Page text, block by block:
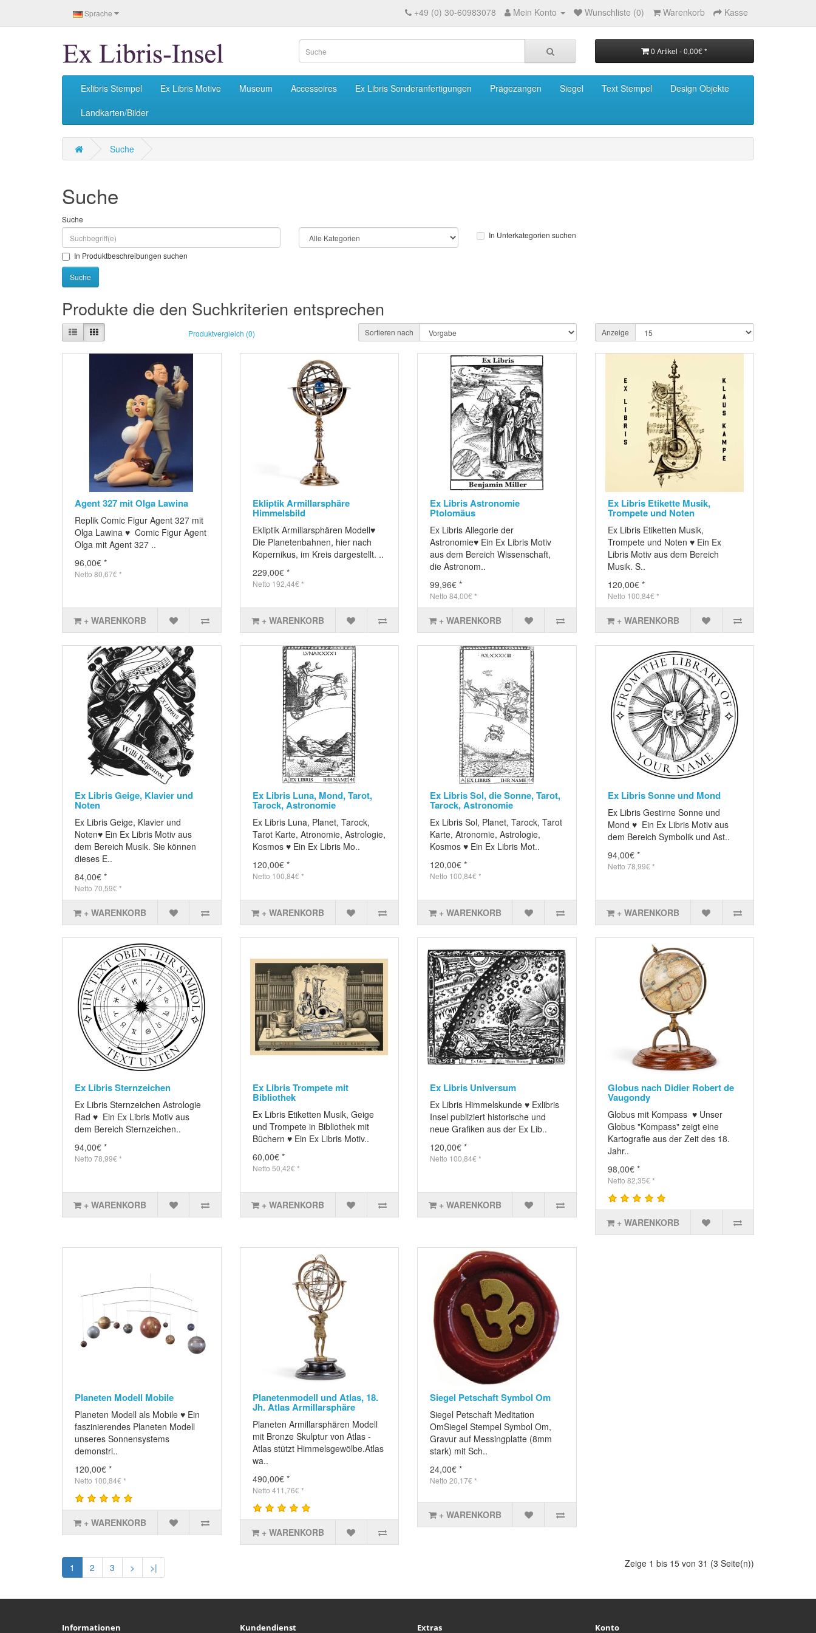
Sprache +49 (0) 30-60983078 Mein Konto Wunschliste (0) Warenkorb Kasse
0 Artikel - 0,00€ *
Exlibris Stempel Ex Libris Motive Museum Accessoires Ex Libris Sonderanfertigungen Prägezangen Siegel Text Stempel
Design Objekte
Landkarten/Bilder
Suche
Suche
Suche
In Unterkategorien suchen
In Produktbeschreibungen suchen
Produkte die den Suchkriterien entsprechen
Produktvergleich (0) Sortieren nach Anzeige
Agent 327 mit Olga Lawina
Replik Comic Figur Agent 327 mit
Olga Lawina ♥ Comic Figur Agent
Olga mit Agent 327 ..
96,00€ *
Netto 80,67€ *
+ WARENKORB
Ekliptik Armillarsphäre
Himmelsbild
Ekliptik Armillarsphären Modell♥
Die Planetenbahnen, hier nach
Kopernikus, im Kreis dargestellt. ..
229,00€ *
Netto 192,44€ *
+ WARENKORB
Ex Libris Astronomie
Ptolomäus
Ex Libris Allegorie der
Astronomie♥ Ein Ex Libris Motiv
aus dem Bereich Wissenschaft,
die Astronom..
99,96€ *
Netto 84,00€ *
+ WARENKORB
Ex Libris Etikette Musik,
Trompete und Noten
Ex Libris Etiketten Musik,
Trompete und Noten ♥ Ein Ex
Libris Motiv aus dem Bereich
Musik. S..
120,00€ *
Netto 100,84€ *
+ WARENKORB
Ex Libris Geige, Klavier und
Noten
Ex Libris Geige, Klavier und
Noten♥ Ein Ex Libris Motiv aus
dem Bereich Musik. Sie können
dieses E..
84,00€ *
Netto 70,59€ *
+ WARENKORB
Ex Libris Luna, Mond, Tarot,
Tarock, Astronomie
Ex Libris Luna, Planet, Tarock,
Tarot Karte, Atronomie, Astrologie,
Kosmos ♥ Ein Ex Libris Mo..
120,00€ *
Netto 100,84€ *
+ WARENKORB
Ex Libris Sol, die Sonne, Tarot,
Tarock, Astronomie
Ex Libris Sol, Planet, Tarock, Tarot
Karte, Atronomie, Astrologie,
Kosmos ♥ Ein Ex Libris Mot..
120,00€ *
Netto 100,84€ *
+ WARENKORB
Ex Libris Sonne und Mond
Ex Libris Gestirne Sonne und
Mond ♥ Ein Ex Libris Motiv aus
dem Bereich Symbolik und Ast..
94,00€ *
Netto 78,99€ *
+ WARENKORB
Ex Libris Sternzeichen
Ex Libris Sternzeichen Astrologie
Rad ♥ Ein Ex Libris Motiv aus
dem Bereich Sternzeichen..
94,00€ *
Netto 78,99€ *
+ WARENKORB
Ex Libris Trompete mit
Bibliothek
Ex Libris Etiketten Musik, Geige
und Trompete in Bibliothek mit
Büchern ♥ Ein Ex Libris Motiv..
60,00€ *
Netto 50,42€ *
+ WARENKORB
Ex Libris Universum
Ex Libris Himmelskunde ♥ Exlibris
Insel publiziert historische und
neue Grafiken aus der Ex Lib..
120,00€ *
Netto 100,84€ *
+ WARENKORB
Globus nach Didier Robert de
Vaugondy
Globus mit Kompass ♥ Unser
Globus "Kompass" zeigt eine
Kartografie aus der Zeit des 18.
Jahr..
98,00€ *
Netto 82,35€ *
+ WARENKORB
Planeten Modell Mobile
Planeten Modell als Mobile ♥ Ein
faszinierendes Planeten Modell
unseres Sonnensystems
demonstri..
120,00€ *
Netto 100,84€ *
+ WARENKORB
Planetenmodell und Atlas, 18.
Jh. Atlas Armillarsphäre
Planeten Armillarsphären Modell
mit Bronze Skulptur von Atlas -
Atlas stützt Himmelsgewölbe.Atlas
wa..
490,00€ *
Netto 411,76€ *
+ WARENKORB
Siegel Petschaft Symbol Om
Siegel Petschaft Meditation
OmSiegel Stempel Symbol Om,
Gravur auf Messingplatte (8mm
stark) mit Sch..
24,00€ *
Netto 20,17€ *
+ WARENKORB
1 2 3 > >| Zeige 1 bis 15 von 31 (3 Seite(n))
Informationen Kundendienst Extras Konto